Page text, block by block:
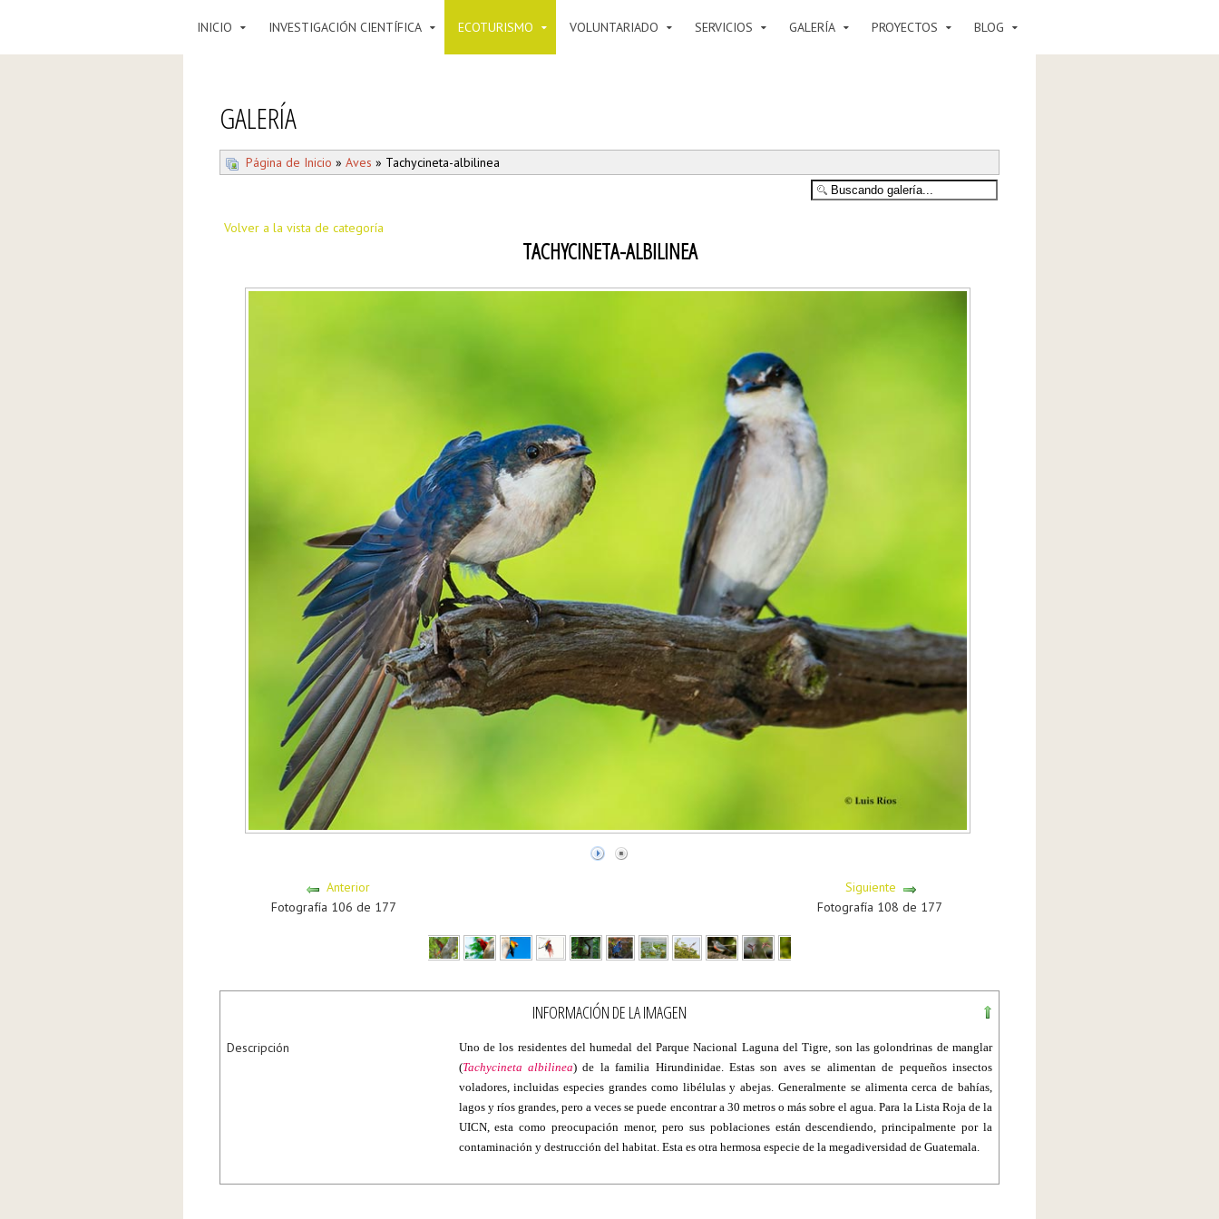
INICIO INVESTIGACIÓN CIENTÍFICA ECOTURISMO VOLUNTARIADO SERVICIOS GALERÍA PROYECTOS BLOG
GALERÍA
Página de Inicio » Aves » Tachycineta-albilinea
Volver a la vista de categoría
TACHYCINETA-ALBILINEA
Anterior
Fotografía 106 de 177
Siguiente
Fotografía 108 de 177
INFORMACIÓN DE LA IMAGEN
Descripción
Uno de los residentes del humedal del Parque Nacional Laguna del Tigre, son las golondrinas de manglar
(Tachycineta albilinea) de la familia Hirundinidae. Estas son aves se alimentan de pequeños insectos
voladores, incluidas especies grandes como libélulas y abejas. Generalmente se alimenta cerca de bahías,
lagos y ríos grandes, pero a veces se puede encontrar a 30 metros o más sobre el agua. Para la Lista Roja de la
UICN, esta como preocupación menor, pero sus poblaciones están descendiendo, principalmente por la
contaminación y destrucción del habitat. Esta es otra hermosa especie de la megadiversidad de Guatemala.